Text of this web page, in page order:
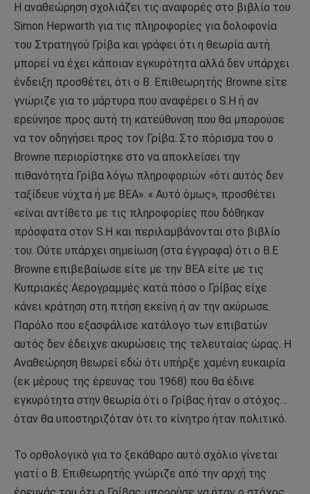
Η αναθεώρηση σχολιάζει τις αναφορές στο βιβλίο του
Simon Hepworth για τις πληροφορίες για δολοφονία
του Στρατηγού Γρίβα και γράφει ότι η θεωρία αυτή
μπορεί να έχει κάποιαν εγκυρότητα αλλά δεν υπάρχει
ένδειξη προσθέτει, ότι ο Β. Επιθεωρητής Browne είτε
γνώριζε για το μάρτυρα που αναφέρει ο S.H ή αν
ερεύνησε προς αυτή τη κατεύθυνση που θα μπορούσε
να τον οδηγήσει προς τον Γρίβα. Στο πόρισμα του ο
Browne περιορίστηκε στο να αποκλείσει την
πιθανότητα Γρίβα λόγω πληροφοριών «ότι αυτός δεν
ταξίδευε νύχτα ή με ΒΕΑ». « Αυτό όμως», προσθέτει
«είναι αντίθετο με τις πληροφορίες που δόθηκαν
πρόσφατα στον S.H και περιλαμβάνονται στο βιβλίο
του. Ούτε υπάρχει σημείωση (στα έγγραφα) ότι ο Β.Ε
Browne επιβεβαίωσε είτε με την ΒΕΑ είτε με τις
Κυπριακές Αερογραμμές κατά πόσο ο Γρίβας είχε
κάνει κράτηση στη πτήση εκείνη ή αν την ακύρωσε.
Παρόλο που εξασφάλισε κατάλογο των επιβατών
αυτός δεν έδειχνε ακυρώσεις της τελευταίας ώρας. Η
Αναθεώρηση θεωρεί εδώ ότι υπήρξε χαμένη ευκαιρία
(εκ μέρους της έρευνας του 1968) που θα έδινε
εγκυρότητα στην θεωρία ότι ο Γρίβας ήταν ο στόχος…
όταν θα υποστηριζόταν ότι το κίνητρο ήταν πολιτικό.
To ορθολογικό για το ξεκάθαρο αυτό σχόλιο γίνεται
γιατί ο Β. Επιθεωρητής γνώριζε από την αρχή της